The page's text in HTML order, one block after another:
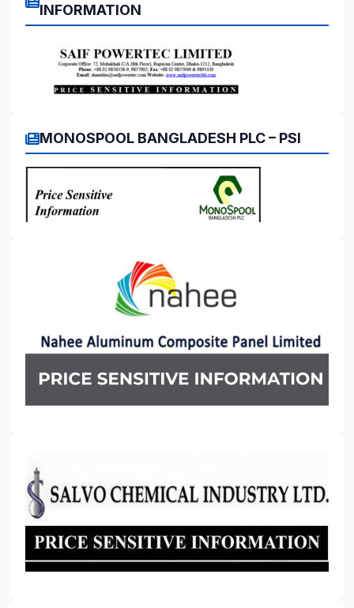
INFORMATION
MONOSPOOL BANGLADESH PLC – PSI